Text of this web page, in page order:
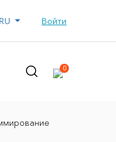
Войти
0